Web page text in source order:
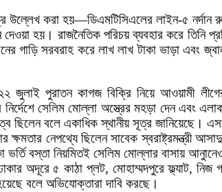
করা হয়—ডিএমটিসিএলের লাইন-৫ নর্দান রুট
দেওয়া হয়। রাজনৈতিক পরিচয় ব্যবহার করে তিনি
গাড়ি সরবরাহ করে লাখ লাখ টাকা ভাড়া এবং
জুলাই পুরাতন কাগজ বিক্রি নিয়ে আওয়ামী
নির্দেশে সেলিম মোল্লা অস্ত্রের মহড়া দেন
ছিলেন বলে একাধিক স্থানীয় সূত্র জানিয়েছে।
ক্ষমতার নেপথ্যে ছিলেন সাবেক স্বরাষ্ট্রমন্ত্রী
বস্তা নিয়মিতই সেলিম মোল্লার বাসায়
অদূরে ৫ কাঠা প্লট, মোহাম্মদপুরে ফ্ল্যাট,
বলে অভিযোক্তারা দাবি করছে।